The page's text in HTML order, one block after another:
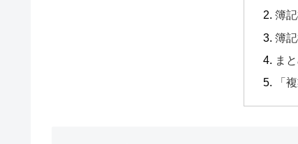
簿
簿
ま
「